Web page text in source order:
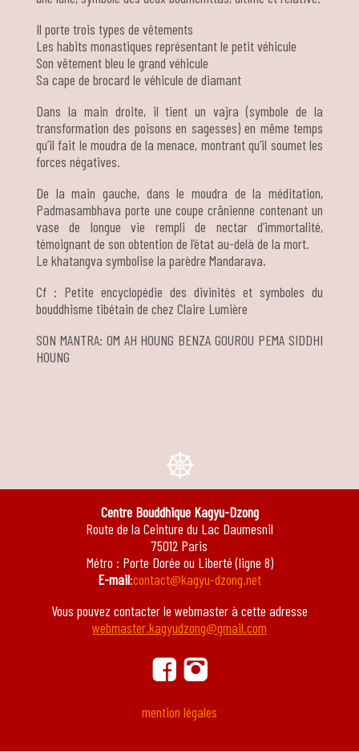
Il porte trois types de vêtements
Les habits monastiques représentant le petit véhicule
Son vêtement bleu le grand véhicule
Sa cape de brocard le véhicule de diamant
Dans la main droite, il tient un vajra (symbole de la
transformation des poisons en sagesses) en même temps
qu’il fait le moudra de la menace, montrant qu’il soumet les
forces négatives.
De la main gauche, dans le moudra de la méditation,
Padmasambhava porte une coupe crânienne contenant un
vase de longue vie rempli de nectar d’immortalité,
témoignant de son obtention de l’état au-delà de la mort.
Le khatangva symbolise la parèdre Mandarava.
Cf : Petite encyclopédie des divinités et symboles du
bouddhisme tibétain de chez Claire Lumière
SON MANTRA: OM AH HOUNG BENZA GOUROU PEMA SIDDHI
HOUNG
e
Centre Bouddhique Kagyu-Dzong
Route de la Ceinture du Lac Daumesnil
75012 Paris
Métro : Porte Dorée ou Liberté (ligne 8)
E-mail:contact@kagyu-dzong.net
Vous pouvez contacter le webmaster à cette adresse
webmaster.kagyudzong@gmail.com
ä ġ
mention légales